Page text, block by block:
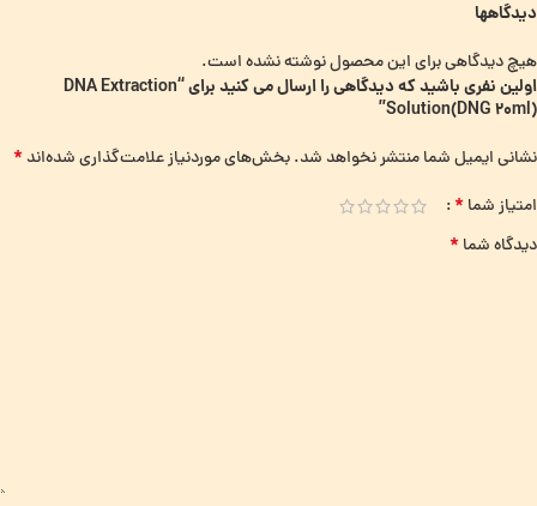
دیدگاهها
هیچ دیدگاهی برای این محصول نوشته نشده است.
اولین نفری باشید که دیدگاهی را ارسال می کنید برای “DNA Extraction
Solution(DNG 20ml)”
نشانی ایمیل شما منتشر نخواهد شد.بخش‌های موردنیاز علامت‌گذاری شده‌اند*
امتیاز شما*
دیدگاه شما*